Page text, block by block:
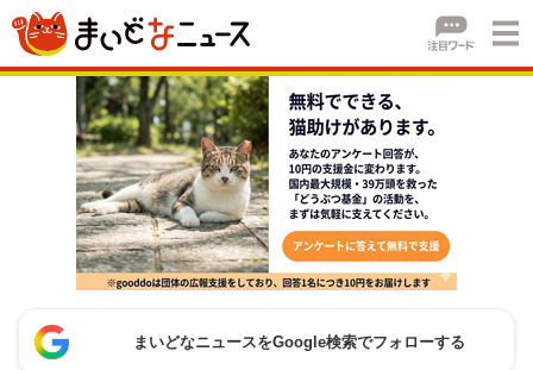
まいどなニュースをGoogle検索でフォローする